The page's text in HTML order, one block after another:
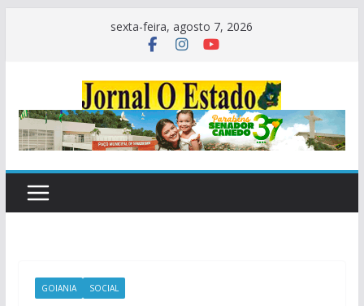
sexta-feira, agosto 7, 2026
GOIANIA SOCIAL